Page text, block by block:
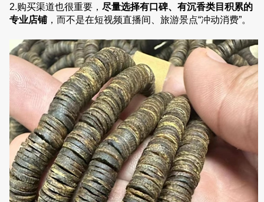
2.购买渠道也很重要， 尽量选择有口碑、有沉香类目积累的
专业店铺，而不是在短视频直播间、旅游景点“冲动消费”。